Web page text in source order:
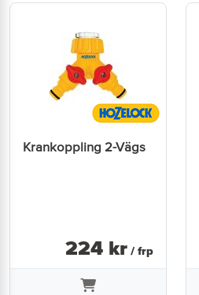
Krankoppling 2-Vägs
224 kr / frp